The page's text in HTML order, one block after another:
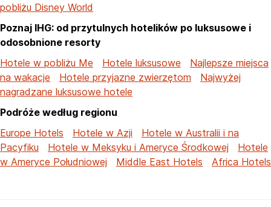
pobliżu Disney World
Poznaj IHG: od przytulnych hotelików po luksusowe i
odosobnione resorty
Hotele w pobliżu Me
Hotele luksusowe
Najlepsze miejsca
na wakacje
Hotele przyjazne zwierzętom
Najwyżej
nagradzane luksusowe hotele
Podróże według regionu
Europe Hotels
Hotele w Azji
Hotele w Australii i na
Pacyfiku
Hotele w Meksyku i Ameryce Środkowej
Hotele
w Ameryce Południowej
Middle East Hotels Africa Hotels